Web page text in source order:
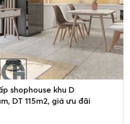
shophouse khu D
DT 115m2, giá ưu đãi